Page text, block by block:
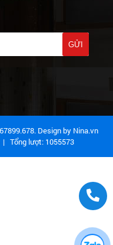
Design by Nina.vn
| Tổng lượt: 1055573